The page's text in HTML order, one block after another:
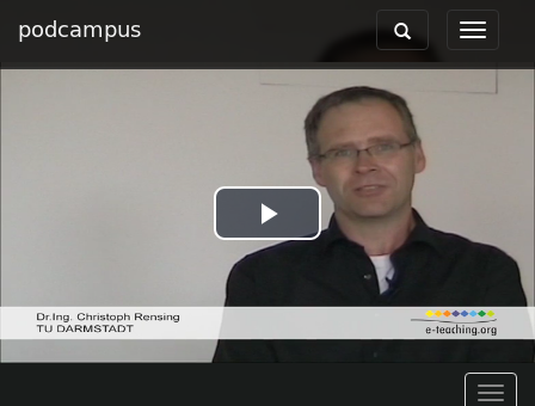
podcampus
Toggle
Toggle
navigation
Play